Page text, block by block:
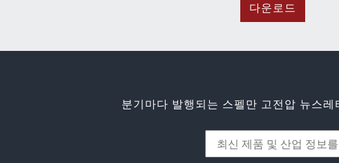
다운로드
분기마다 발행되는 스펠만 고전압 뉴스